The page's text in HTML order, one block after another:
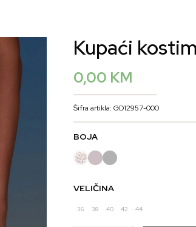
Kupaći
0,00 KM
Šifra artikla: GD12957-000
BOJA
VELIČINA
36 38 40 42 44